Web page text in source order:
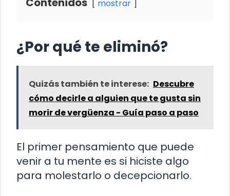
mostrar
¿Por qué te eliminó?
Quizás también te interese: Descubre
cómo decirle a alguien que te gusta sin
morir de vergüenza - Guía paso a paso
El primer pensamiento que puede
venir a tu mente es si hiciste algo
para molestarlo o decepcionarlo.